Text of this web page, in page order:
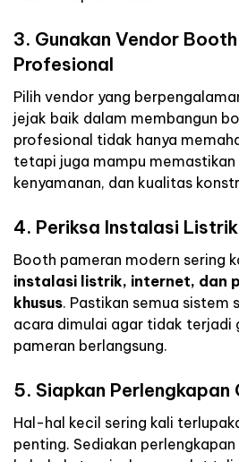
3. Gunakan Vendor
Profesional
Pilih vendor yang
jejak baik dalam membangun
profesional tidak hanya
tetapi juga mampu memastikan
kenyamanan, dan kualitas
4. Periksa Instalasi
Booth pameran modern sering
instalasi listrik, internet, dan
khusus. Pastikan semua sistem
acara dimulai agar tidak terjadi
pameran berlangsung.
5. Siapkan Perlengkapan
Hal-hal kecil sering kali
penting. Sediakan